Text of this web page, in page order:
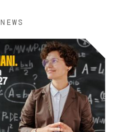
NEWS